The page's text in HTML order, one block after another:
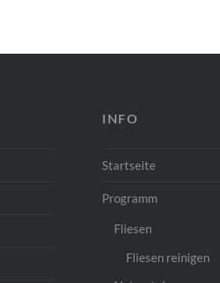
INFO
Startseite
Programm
Fliesen
Fliesen reinigen